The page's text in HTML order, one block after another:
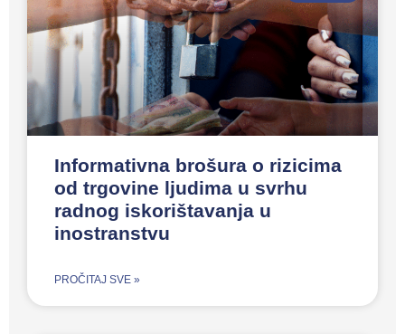
Informativna brošura o rizicima
od trgovine ljudima u svrhu
radnog iskorištavanja u
inostranstvu
PROČITAJ SVE »